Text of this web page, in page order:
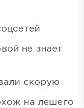
не знает
скорую
на лешего